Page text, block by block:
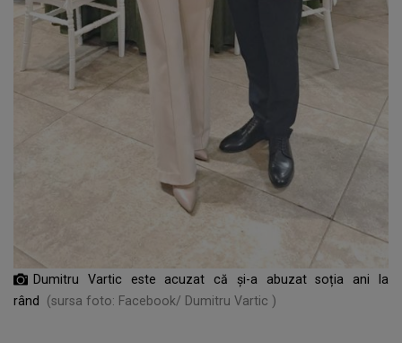
Dumitru Vartic este acuzat că și-a abuzat soția ani la
rând
(sursa foto: Facebook/ Dumitru Vartic )